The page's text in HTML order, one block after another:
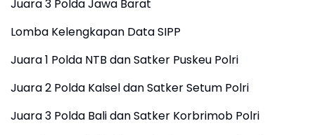
Juara 3 Polda Jawa Barat
Lomba Kelengkapan Data SIPP
Juara 1 Polda NTB dan Satker Puskeu Polri
Juara 2 Polda Kalsel dan Satker Setum Polri
Juara 3 Polda Bali dan Satker Korbrimob Polri